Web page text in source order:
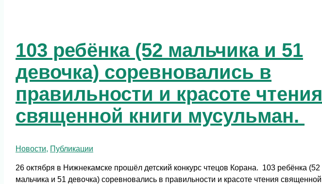
103 ребёнка (52 мальчика и 51
девочка) соревновались в
правильности и красоте чтения
священной книги мусульман.
Новости, Публикации
26 октября в Нижнекамске прошёл детский конкурс чтецов Корана. 103 ребёнка (52
мальчика и 51 девочка) соревновались в правильности и красоте чтения священной